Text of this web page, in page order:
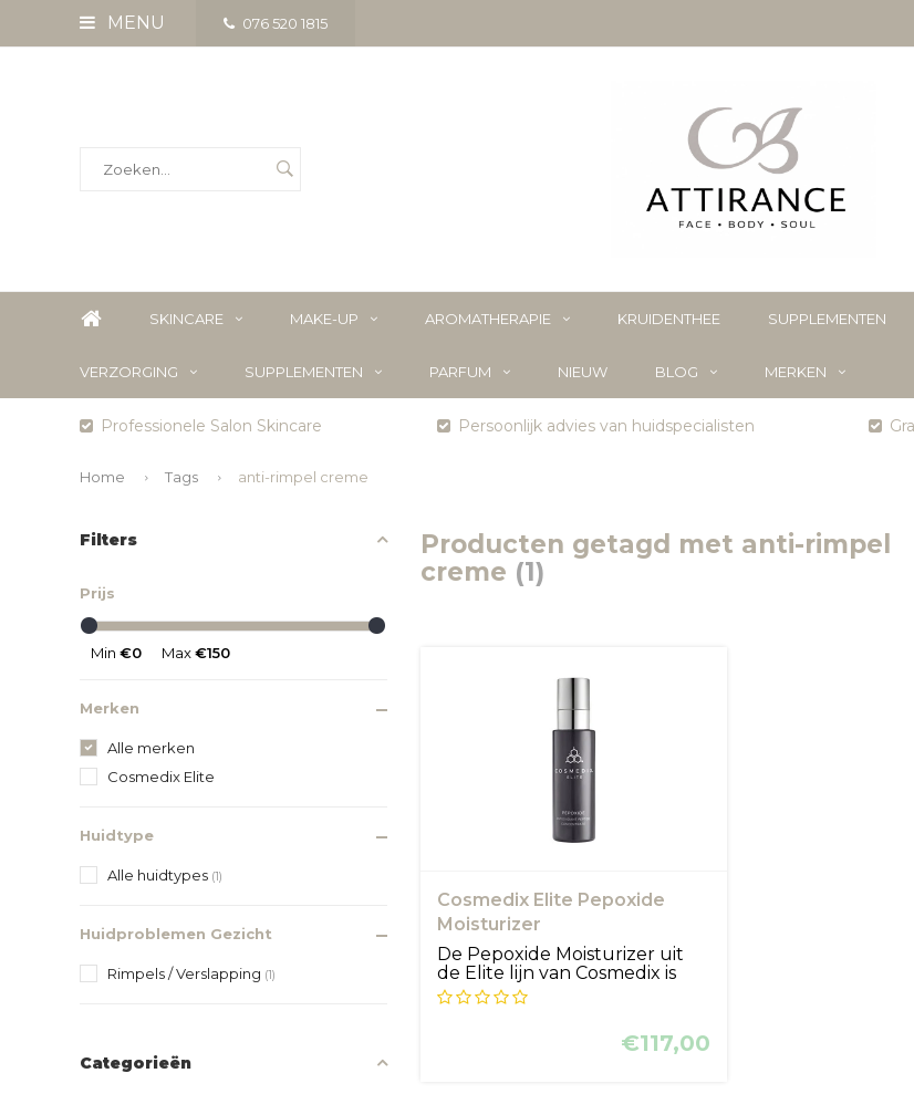
MENU 076 520 1815
SKINCARE MAKE-UP AROMATHERAPIE KRUIDENTHEE SUPPLEMENTEN
VERZORGING SUPPLEMENTEN PARFUM NIEUW BLOG MERKEN
Professionele Salon Skincare Persoonlijk advies van huidspecialisten
Home Tags anti-rimpel creme
Filters
Prijs
Min €0 Max€150
Merken
Alle merken
Cosmedix Elite
Huidtype
Alle huidtypes (1)
Huidproblemen Gezicht
Rimpels / Verslapping (1)
Categorieën
Producten getagd met anti-rimpel
creme (1)
Cosmedix Elite Pepoxide
Moisturizer
De Pepoxide Moisturizer uit
de Elite lijn van Cosmedix is
ee...
€117,00